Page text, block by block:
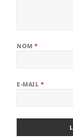
NOM*
E-MAIL *